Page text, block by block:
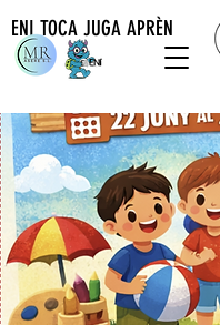
ENI TOCA JUGA APRÈN